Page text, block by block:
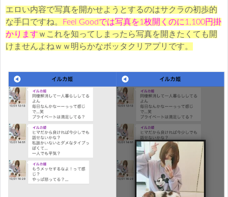
エロい内容で写真を開かせようとするのはサクラの初歩的
な手口ですね。
Feel Goodでは写真を1枚開くのに1,100円掛
かります ｗこれを知ってしまったら写真を開きたくても開
けませんよねｗｗ明らかなボッタクリアプリです。